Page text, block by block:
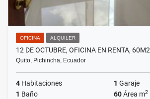
OFICINA ALQUILER
12 DE OCTUBRE, OFICINA EN RENTA, 60M2
Quito, Pichincha, Ecuador
4 Habitaciones 1 Garaje
1 Baño 60Área m2